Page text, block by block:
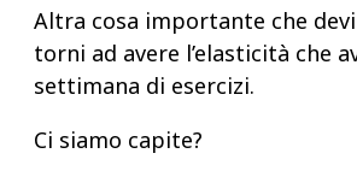
Altra cosa importante che
torni ad avere l’elasticità che
settimana di esercizi.
Ci siamo capite?